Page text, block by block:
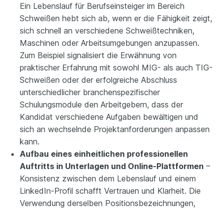
Ein Lebenslauf für Berufseinsteiger im Bereich
Schweißen hebt sich ab, wenn er die Fähigkeit zeigt,
sich schnell an verschiedene Schweißtechniken,
Maschinen oder Arbeitsumgebungen anzupassen.
Zum Beispiel signalisiert die Erwähnung von
praktischer Erfahrung mit sowohl MIG- als auch TIG-
Schweißen oder der erfolgreiche Abschluss
unterschiedlicher branchenspezifischer
Schulungsmodule den Arbeitgebern, dass der
Kandidat verschiedene Aufgaben bewältigen und
sich an wechselnde Projektanforderungen anpassen
kann.
Aufbau eines einheitlichen professionellen
Auftritts in Unterlagen und Online-Plattformen –
Konsistenz zwischen dem Lebenslauf und einem
LinkedIn-Profil schafft Vertrauen und Klarheit. Die
Verwendung derselben Positionsbezeichnungen,